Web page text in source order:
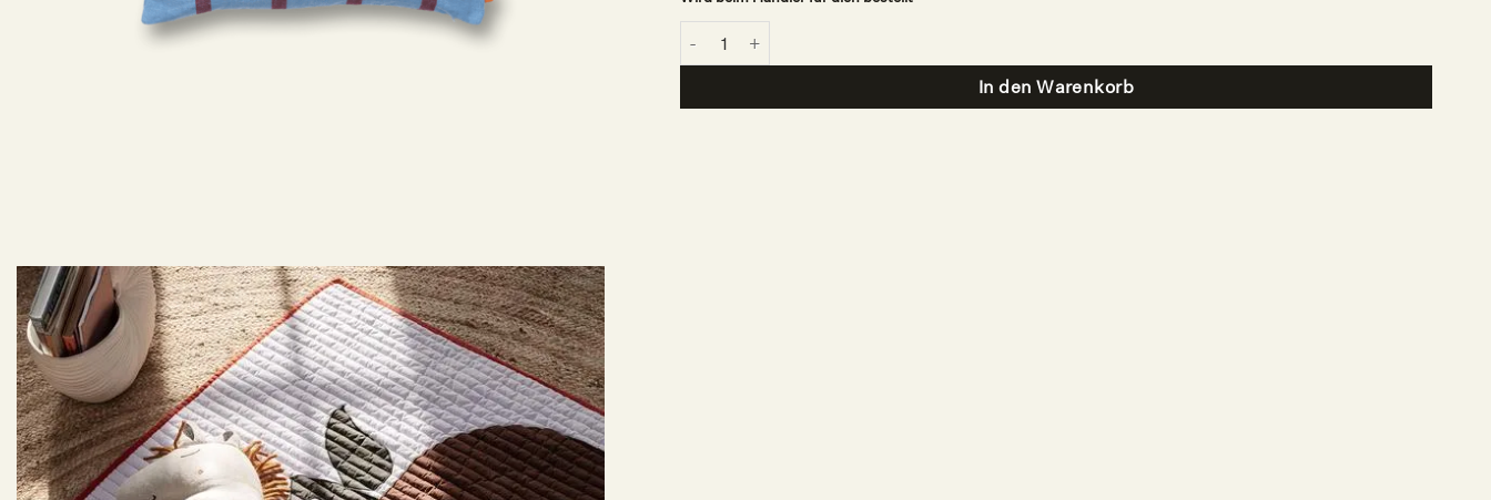
In den Warenkorb